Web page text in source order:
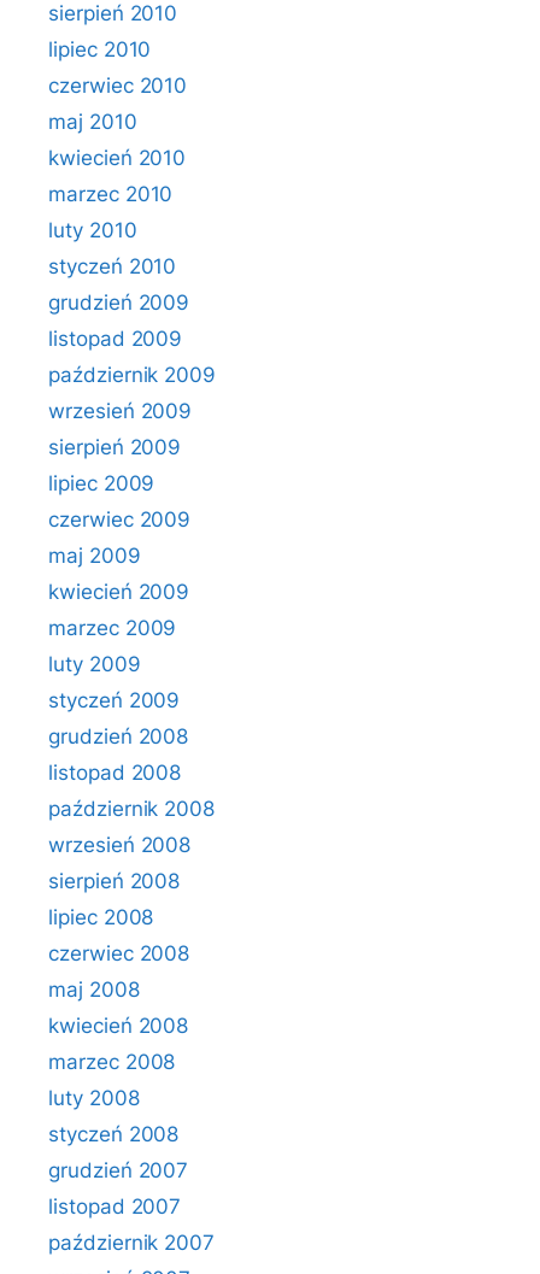
sierpień 2010
lipiec 2010
czerwiec 2010
maj 2010
kwiecień 2010
marzec 2010
luty 2010
styczeń 2010
grudzień 2009
listopad 2009
październik 2009
wrzesień 2009
sierpień 2009
lipiec 2009
czerwiec 2009
maj 2009
kwiecień 2009
marzec 2009
luty 2009
styczeń 2009
grudzień 2008
listopad 2008
październik 2008
wrzesień 2008
sierpień 2008
lipiec 2008
czerwiec 2008
maj 2008
kwiecień 2008
marzec 2008
luty 2008
styczeń 2008
grudzień 2007
listopad 2007
październik 2007